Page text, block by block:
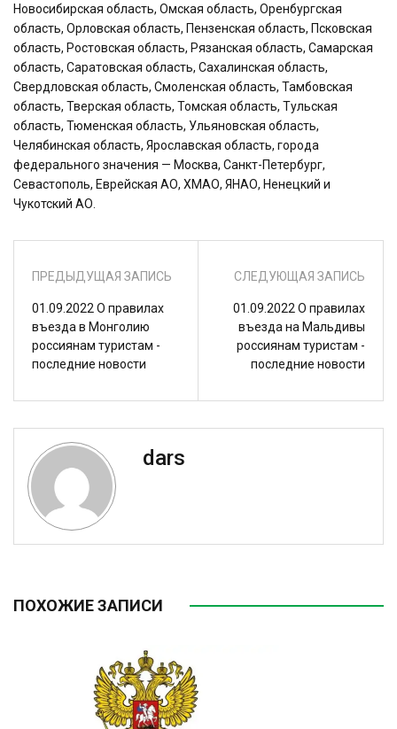
Новосибирская область, Омская область, Оренбургская
область, Орловская область, Пензенская область, Псковская
область, Ростовская область, Рязанская область, Самарская
область, Саратовская область, Сахалинская область,
Свердловская область, Смоленская область, Тамбовская
область, Тверская область, Томская область, Тульская
область, Тюменская область, Ульяновская область,
Челябинская область, Ярославская область, города
федерального значения — Москва, Санкт-Петербург,
Севастополь, Еврейская АО, ХМАО, ЯНАО, Ненецкий и
Чукотский АО.
ПРЕДЫДУЩАЯ ЗАПИСЬ
01.09.2022 О правилах
въезда в Монголию
россиянам туристам -
последние новости
СЛЕДУЮЩАЯ ЗАПИСЬ
01.09.2022 О правилах
въезда на Мальдивы
россиянам туристам -
последние новости
dars
ПОХОЖИЕ ЗАПИСИ